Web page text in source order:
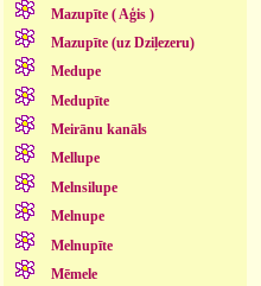
Mazupīte ( Aģis )
Mazupīte (uz Dziļezeru)
Medupe
Medupīte
Meirānu kanāls
Mellupe
Melnsilupe
Melnupe
Melnupīte
Mēmele